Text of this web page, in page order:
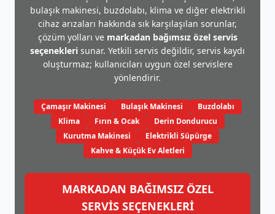
bulaşık makinesi, buzdolabı, klima ve diğer elektrikli
cihaz arızaları hakkında sık karşılaşılan sorunlar,
çözüm yolları ve markadan bağımsız özel servis
seçenekleri sunar. Yetkili servis değildir, servis kaydı
oluşturmaz; kullanıcıları uygun özel servislere
yönlendirir.
Çamaşır Makinesi Bulaşık Makinesi
Buzdolabı
Klima
Fırın & Ocak
Derin Dondurucu
Kurutma Makinesi
Elektrikli Süpürge
Kahve & Küçük Ev Aletleri
MARKADAN BAĞIMSIZ ÖZEL
SERVİS SEÇENEKLERİ